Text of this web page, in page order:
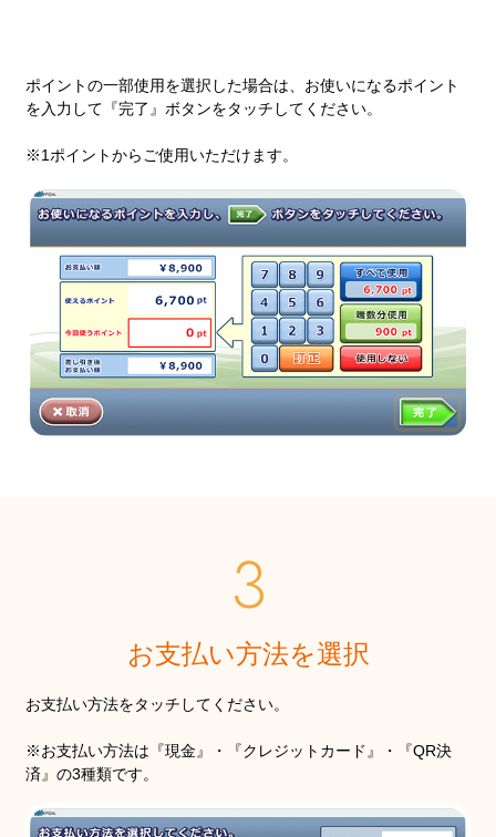
ポイントの一部使用を選択した場合は、お使いになるポイント
を入力して『完了』ボタンをタッチしてください。
※1ポイントからご使用いただけます。
お支払い方法を選択
お支払い方法をタッチしてください。
※お支払い方法は『現金』・『クレジットカード』・『QR決
済』の3種類です。